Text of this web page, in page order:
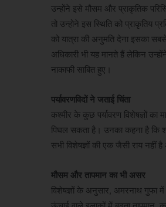
उन्होंने इसे मौसम और प्राकृतिक
तो उन्होने इस स्थिति को प्राकृतिय
को यात्रा की अनुमति देना इसका
अधिकारी भी यह मानते हैं लेकिन
नाकाफी साबित हुए।
पर्यावरणविदों ने जताई चिंता
कश्मीर के कुछ पर्यावरण विशेषज्ञों
पिघल सकता है। उनका कहना है कि
सभी विशेषज्ञों की एक जैसी राय
मौसम और तापमान का भी असर
विशेषज्ञों के अनुसार, अमरनाथ गुफा में